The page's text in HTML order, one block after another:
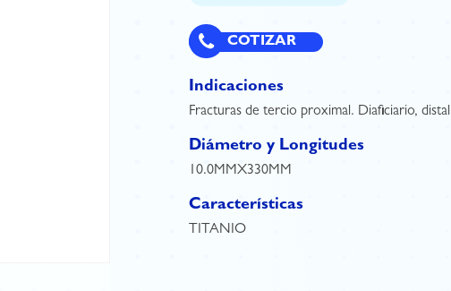
COTIZAR
Indicaciones
Fracturas de tercio proximal. Diaficiario, distal
Diámetro y Longitudes
10.0MMX330MM
Características
TITANIO